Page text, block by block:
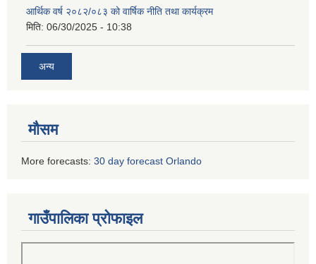
आर्थिक वर्ष २०८२/०८३ को वार्षिक नीति तथा कार्यक्रम
मिति: 06/30/2025 - 10:38
अन्य
मौसम
More forecasts: 30 day forecast Orlando
गाउँपालिका प्रोफाइल